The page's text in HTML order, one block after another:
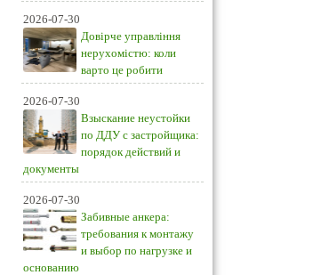
2026-07-30
Довірче управління
нерухомістю: коли
варто це робити
2026-07-30
Взыскание неустойки
по ДДУ с застройщика:
порядок действий и
документы
2026-07-30
Забивные анкера:
требования к монтажу
и выбор по нагрузке и
основанию